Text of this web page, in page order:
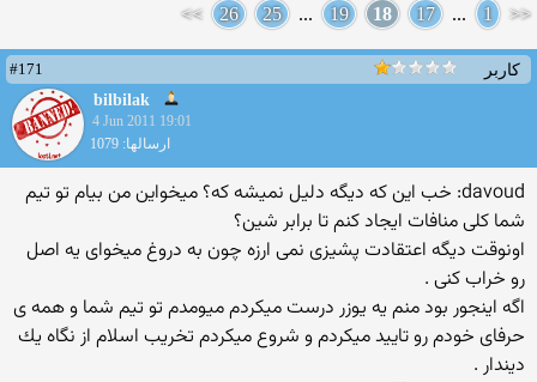
<<
1
...
17
18
19
...
25
26
>>
کاربر
#171
bilbilak
4 Jun 2011 19:01
ارسالها: 1079
davoud: خب این که دیگه دلیل نمیشه که؟ میخواین من بیام تو تیم
شما کلی منافات ایجاد کنم تا برابر شین؟
اونوقت دیگه اعتقادت پشیزی نمی ارزه چون به دروغ میخوای یه اصل
رو خراب كنی .
اگه اینجور بود منم یه یوزر درست میكردم میومدم تو تیم شما و همه ی
حرفای خودم رو تایید میكردم و شروع میكردم تخریب اسلام از نگاه یك
دیندار .